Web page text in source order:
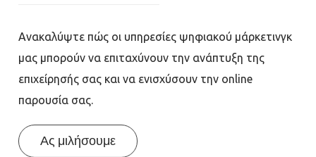
Ανακαλύψτε πώς οι υπηρεσίες ψηφιακού μάρκετινγκ
μας μπορούν να επιταχύνουν την ανάπτυξη της
επιχείρησής σας και να ενισχύσουν την online
παρουσία σας.
Ας μιλήσουμε